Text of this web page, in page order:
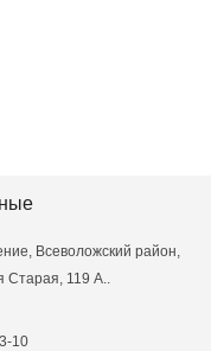
Всеволожский район,
Старая, 119 А..
10